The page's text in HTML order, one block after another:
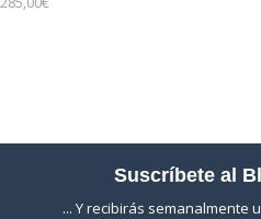
Suscríbete al
... Y recibirás semanalmente